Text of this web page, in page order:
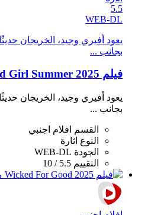
5.5
WEB-DL
يعود أفيري وجيد، الخريجان
بجانب ...
فيلم Dead Girl Summer 2025 مترجم HD
يعود أفيري وجيد، الخريجان
بجانب ...
القسم
افلام اجنبي
النوع اثارة
الجودة WEB-DL
التقييم 5.5 / 10